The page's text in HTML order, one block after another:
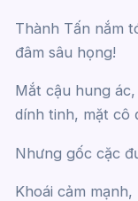
Thành Tấn nắm
đâm sâu họng!
Mắt cậu hung
dính tinh, mặt cô
Nhưng gốc cặc
Khoái cảm